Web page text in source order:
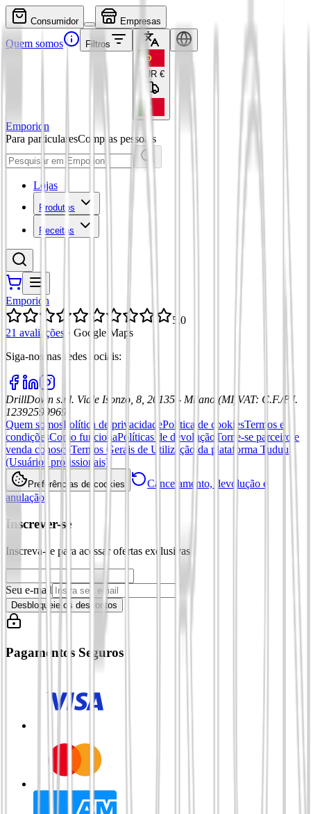
Consumidor Empresas
Quem somos Filtros
EUR €
Emporion
Para particularesCompras pessoais
Lojas
Produtos
Receitas
Emporion
5,0
21 avaliações · Google Maps
Siga-nos nas redes sociais:
DrillDown s.r.l. Viale Isonzo, 8, 20135 - Milano (MI) VAT: C.F./P.I.
12392590969
Quem somosPolítica de privacidadePolítica de cookiesTermos e
condiçõesComo funcionaPolíticas de devolução Torne-se parceiro e
venda conoscoTermos Gerais de Utilização da plataforma Tuduu
(Usuários profissionais)
Preferências de cookies
Cancelamento, devolução e
anulação
Inscrever-se
Inscreva-se para acessar ofertas exclusivas
Seu e-mail
Desbloqueie os descontos
Pagamentos Seguros